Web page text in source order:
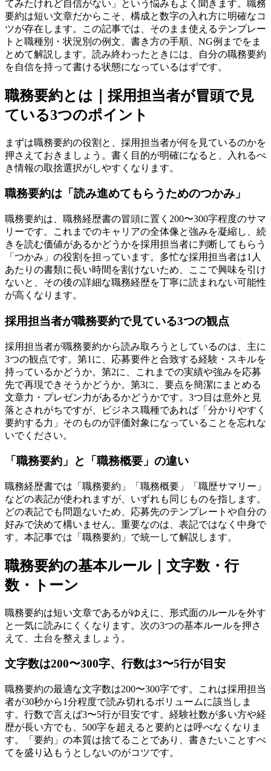
てみたけれど自信がない」という悩みもよく聞きます。職務
要約は短い文章だからこそ、構成と数字の入れ方に明確なコ
ツが存在します。この記事では、そのまま使えるテンプレー
トと職種別・状況別の例文、書き方の手順、NG例までをま
とめて解説します。読み終わったときには、自分の職務要約
を自信を持って書ける状態になっているはずです。
職務要約とは｜採用担当者が冒頭で見
ている3つのポイント
まずは職務要約の役割と、採用担当者が何を見ているのかを
押さえておきましょう。書く目的が明確になると、入れるべ
き情報の取捨選択がしやすくなります。
職務要約は「読み進めてもらうためのつかみ」
職務要約は、職務経歴書の冒頭に置く200〜300字程度のサマ
リーです。これまでのキャリアの全体像と強みを凝縮し、続
きを読む価値があるかどうかを採用担当者に判断してもらう
「つかみ」の役割を担っています。多忙な採用担当者は1人
あたりの書類に長い時間を割けないため、ここで興味を引け
ないと、その後の詳細な職務経歴を丁寧に読まれない可能性
が高くなります。
採用担当者が職務要約で見ている3つの観点
採用担当者が職務要約から読み取ろうとしているのは、主に
3つの観点です。第1に、応募要件と合致する経験・スキルを
持っているかどうか。第2に、これまでの実績や強みを応募
先で再現できそうかどうか。第3に、要点を簡潔にまとめる
文章力・プレゼン力があるかどうかです。3つ目は意外と見
落とされがちですが、ビジネス職種であれば「分かりやすく
要約する力」そのものが評価対象になっていることを忘れな
いでください。
「職務要約」と「職務概要」の違い
職務経歴書では「職務要約」「職務概要」「職歴サマリー」
などの表記が使われますが、いずれも同じものを指します。
どの表記でも問題ないため、応募先のテンプレートや自分の
好みで決めて構いません。重要なのは、表記ではなく中身で
す。本記事では「職務要約」で統一して解説します。
職務要約の基本ルール｜文字数・行
数・トーン
職務要約は短い文章であるがゆえに、形式面のルールを外す
と一気に読みにくくなります。次の3つの基本ルールを押さ
えて、土台を整えましょう。
文字数は200〜300字、行数は3〜5行が目安
職務要約の最適な文字数は200〜300字です。これは採用担当
者が30秒から1分程度で読み切れるボリュームに該当しま
す。行数で言えば3〜5行が目安です。経験社数が多い方や経
歴が長い方でも、500字を超えると要約とは呼べなくなりま
す。「要約」の本質は捨てることであり、書きたいことすべ
てを盛り込もうとしないのがコツです。